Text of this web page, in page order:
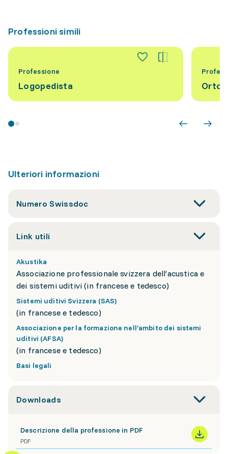
Professioni simili
Professione
Logopedista
Ulteriori informazioni
Numero Swissdoc
Link utili
Akustika
Associazione professionale svizzera dell’acustica e
dei sistemi uditivi (in francese e tedesco)
Sistemi uditivi Svizzera (SAS)
(in francese e tedesco)
Associazione per la formazione nell’ambito dei sistemi
uditivi (AFSA)
(in francese e tedesco)
Basi legali
Downloads
Descrizione della professione in PDF
PDF